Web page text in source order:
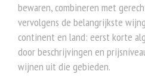
bewaren, combineren met
vervolgens de belangrijkste
continent en land: eerst korte
door beschrijvingen en
wijnen uit die gebieden.